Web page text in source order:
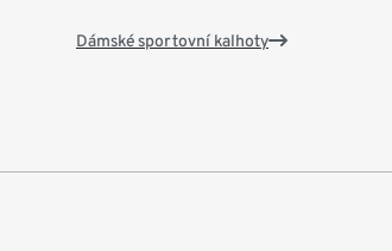
Dámské sportovní kalhoty